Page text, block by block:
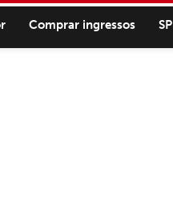
Comprar ingressos